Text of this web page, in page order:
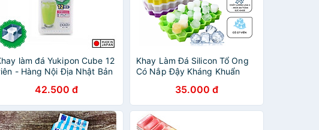
làm đá Yukipon Cube 12
- Hàng Nội Địa Nhật Bản
42.500 đ
Khay Làm Đá Silicon Tổ Ong
Có Nắp Đậy Kháng Khuẩn
Làm Đá , Làm Thạch Cao Cấp
- HÀNG CHÍNH HÃNG MINIIN
35.000 đ